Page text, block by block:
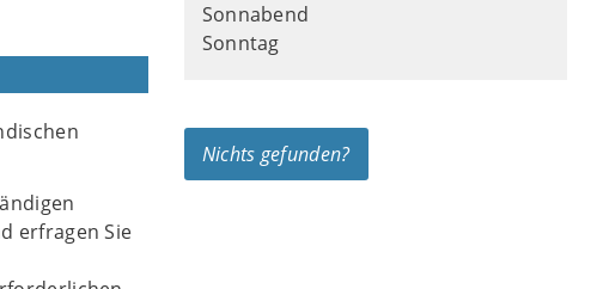
erfragen Sie
Sonnabend
Sonntag
Nichts gefunden?